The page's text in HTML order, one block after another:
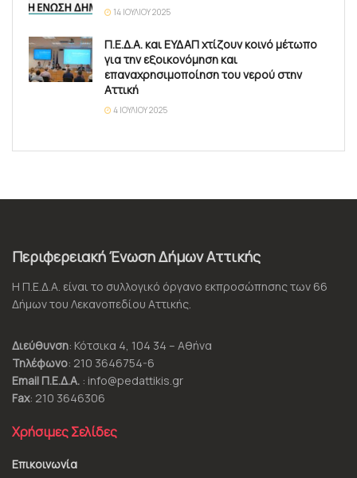
14 ΙΟΥΛΊΟΥ 2025
Π.Ε.Δ.Α. και ΕΥΔΑΠ χτίζουν κοινό μέτωπο
για την εξοικονόμηση και
επαναχρησιμοποίηση του νερού στην
Αττική
4 ΙΟΥΛΊΟΥ 2025
Περιφερειακή Ένωση Δήμων Αττικής
Η Π.Ε.Δ.Α. είναι το συλλογικό όργανο εκπροσώπησης των 66
Δήμων του Λεκανοπεδίου Αττικής.
Διεύθυνση: Κότσικα 4, 104 34 – Αθήνα
Τηλέφωνο: 210 3646754-6
Email Π.Ε.Δ.Α. : info@pedattikis.gr
Fax: 210 3646306
Χρήσιμες Σελίδες
Επικοινωνία